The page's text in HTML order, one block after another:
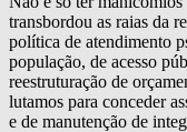
transbordou as raias da
política de atendimento
população, de acesso
reestruturação de
lutamos para conceder
e de manutenção de